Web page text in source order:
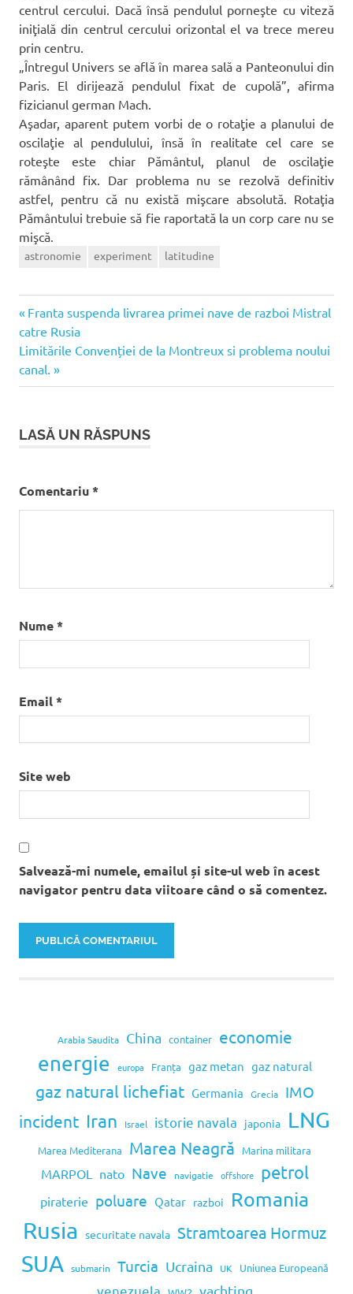
centrul cercului. Dacă însă pendulul porneşte cu viteză
iniţială din centrul cercului orizontal el va trece mereu
prin centru.
„Întregul Univers se află în marea sală a Panteonului din
Paris. El dirijează pendulul fixat de cupolă”, afirma
fizicianul german Mach.
Aşadar, aparent putem vorbi de o rotaţie a planului de
oscilaţie al pendulului, însă în realitate cel care se
roteşte este chiar Pământul, planul de oscilaţie
rămânând fix. Dar problema nu se rezolvă definitiv
astfel, pentru că nu există mişcare absolută. Rotaţia
Pământului trebuie să fie raportată la un corp care nu se
mişcă.
astronomie experiment latitudine
Navigare
în
articole
Articolul
anterior:
Franta suspenda livrarea primei nave de razboi Mistral
catre Rusia
Articolul
următor:
Limitările Convenției de la Montreux si problema noului
canal.
LASĂ UN RĂSPUNS
Comentariu*
Nume*
Email*
Site web
Salvează-mi numele, emailul și site-ul web în acest
navigator pentru data viitoare când o să comentez.
Arabia Saudita China container economie
energie europa Franța gaz metan gaz natural
gaz natural lichefiat Germania Grecia IMO
incident Iran Israel istorie navala japonia LNG
Marea Mediterana Marea Neagră Marina militara
MARPOL nato Nave navigatie offshore petrol
piraterie poluare Qatar razboi Romania
Rusia securitate navala Stramtoarea Hormuz
SUA submarin Turcia Ucraina UK Uniunea Europeană
venezuela yachting